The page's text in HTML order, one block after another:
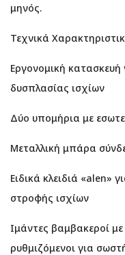
μηνός.
Τεχνικά
Εργονομική
δυσπλασίας ισχίων
Δύο υπομήρια με
Μεταλλική μπάρα
Ειδικά κλειδιά «alen»
στροφής ισχίων
Ιμάντες βαμβακεροί
ρυθμιζόμενοι για